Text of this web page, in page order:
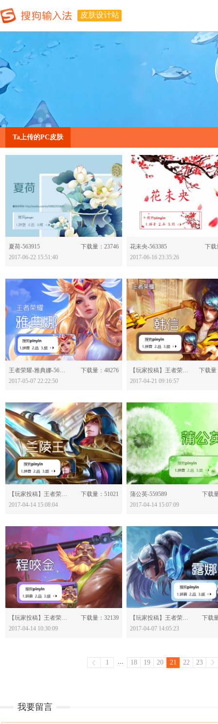
皮肤设计站
Ta上传的PC皮肤
夏荷-563915
下载量：23746
2017-06-22 15:51:40
花未央-563385
下载
2017-06-16 23:35:26
分享：
王者荣耀-雅典娜-560973
下载量：48276
2017-05-07 22:22:50
分享：
【玩家投稿】王者荣耀-韩信-560107
下载量
2017-04-21 09:16:57
分享：
【玩家投稿】王者荣耀-兰陵王-559591
下载量：51021
2017-04-14 15:08:04
蒲公英-559589
下载
2017-04-14 15:07:09
分享：
【玩家投稿】王者荣耀-程咬金-559535
下载量：32139
2017-04-14 10:30:09
分享：
【玩家投稿】王者荣耀-露娜-558967
下载
2017-04-07 14:05:23
1 ... 18 19 20 21 22 23
我要留言